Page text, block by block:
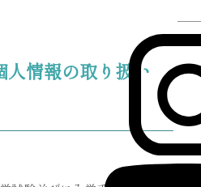
人情報の取り扱い